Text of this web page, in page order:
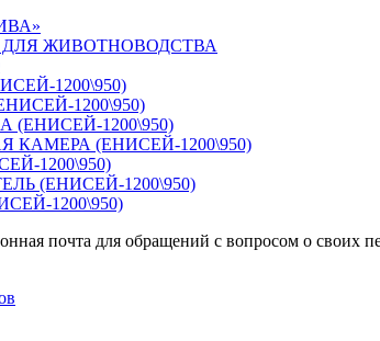
ЖИВОТНОВОДСТВА
1200\950)
1200\950)
1200\950)
КАМЕРА (ЕНИСЕЙ-1200\950)
1200\950)
(ЕНИСЕЙ-1200\950)
1200\950)
почта для обращений с вопросом о своих